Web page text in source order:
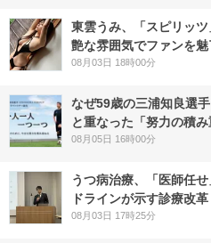
東雲うみ、「スピリッ
艶な雰囲気でファンを魅
08月03日 18時00分
なぜ59歳の三浦知良選
と重なった「努力の積み
08月05日 16時00分
うつ病治療、「医師任
ドラインが示す診療改革
08月03日 17時25分